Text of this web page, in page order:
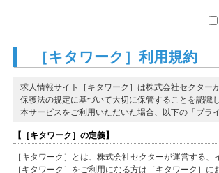
［キタワーク］利用規約
求人情報サイト［キタワーク］は株式会社セクター
保護法の規定に基づいて大切に保管することを認識
本サービスをご利用いただいた場合、以下の「プラ
【［キタワーク］の定義】
［キタワーク］とは、株式会社セクターが運営する
［キタワーク］をご利用になる方は［キタワーク］